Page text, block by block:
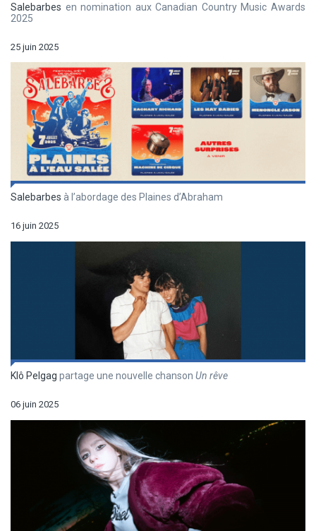
Salebarbes en nomination aux Canadian Country Music Awards
2025
25 juin 2025
Salebarbes à l’abordage des Plaines d’Abraham
16 juin 2025
Klô Pelgag partage une nouvelle chanson Un rêve
06 juin 2025